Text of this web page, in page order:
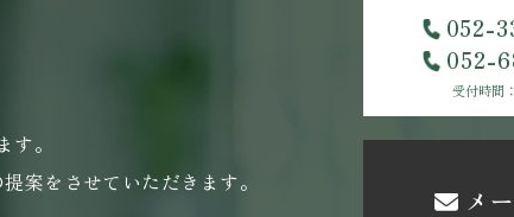
す｡
案をさせていただきます｡
052-
052-
受付時間
メ